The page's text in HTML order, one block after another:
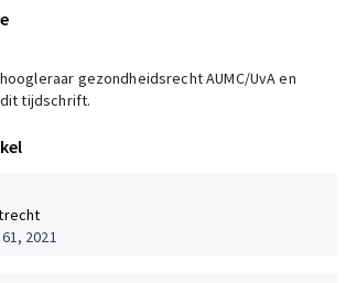
gezondheidsrecht AUMC/UvA en
tijdschrift.
2021